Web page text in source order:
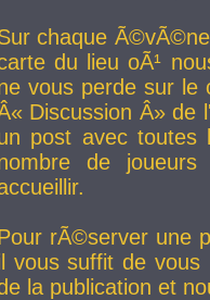
chaque
du lieu oÃ¹
vous perde sur le
Discussion Â» de
post avec toutes
de
rÃ©server une
vous suffit de vous
la publication et